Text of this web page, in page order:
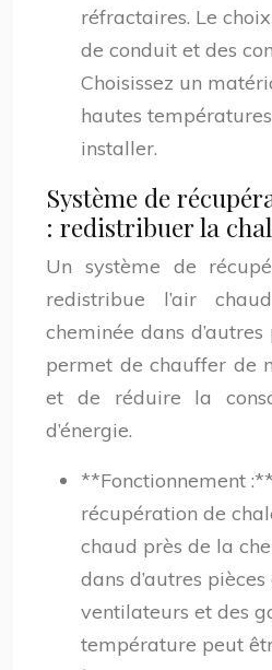
réfractaires. Le
de conduit et des
Choisissez un
hautes
installer.
Système de
: redistribuer la
Un système de
redistribue l’air
cheminée dans d’autres
permet de chauffer de
et de réduire la
d’énergie.
**Fonctionnement
récupération de
chaud près de la
dans d’autres
ventilateurs et des
température peut